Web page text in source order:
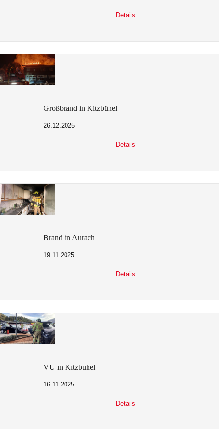
Details
Großbrand in Kitzbühel
26.12.2025
Details
Brand in Aurach
19.11.2025
Details
VU in Kitzbühel
16.11.2025
Details